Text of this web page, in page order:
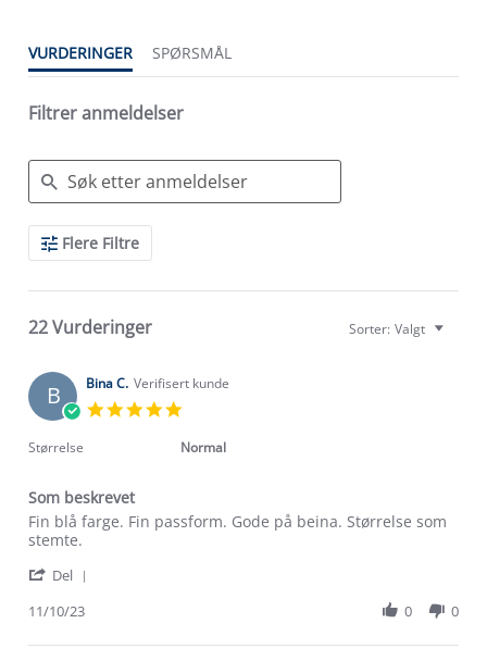
VURDERINGER SPØRSMÅL
Filtrer anmeldelser
Search
ReviewsFlere Filtre
22 Vurderinger Sorter: Valgt
B Bina C. Verifisert kunde
rating
Størrelse Normal
Som beskrevet
Review
by
C.
11
2023
review
stating
beskrevet
Fin blå farge. Fin passform. Gode på beina. Størrelse som
stemte.
Del
Bina
11/10/23 0 0